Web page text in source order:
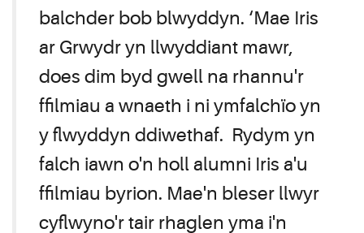
balchder bob blwyddyn. ‘Mae Iris
ar Grwydr yn llwyddiant mawr,
does dim byd gwell na rhannu'r
ffilmiau a wnaeth i ni ymfalchïo yn
y flwyddyn ddiwethaf. Rydym yn
falch iawn o'n holl alumni Iris a'u
ffilmiau byrion. Mae'n bleser llwyr
cyflwyno'r tair rhaglen yma i'n